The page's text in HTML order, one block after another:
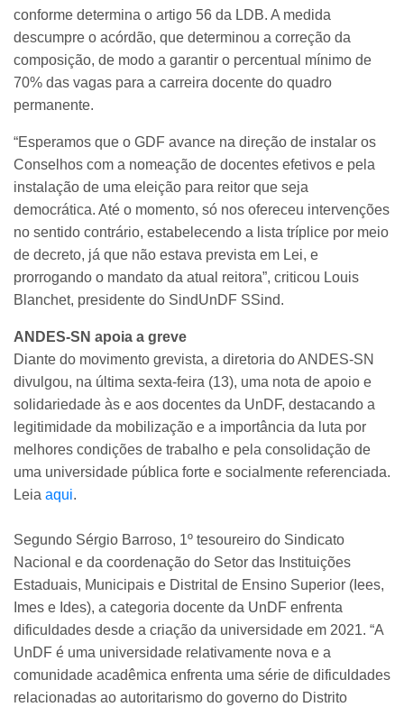
conforme determina o artigo 56 da LDB. A medida
descumpre o acórdão, que determinou a correção da
composição, de modo a garantir o percentual mínimo de
70% das vagas para a carreira docente do quadro
permanente.
“Esperamos que o GDF avance na direção de instalar os
Conselhos com a nomeação de docentes efetivos e pela
instalação de uma eleição para reitor que seja
democrática. Até o momento, só nos ofereceu intervenções
no sentido contrário, estabelecendo a lista tríplice por meio
de decreto, já que não estava prevista em Lei, e
prorrogando o mandato da atual reitora”, criticou Louis
Blanchet, presidente do SindUnDF SSind.
ANDES-SN apoia a greve
Diante do movimento grevista, a diretoria do ANDES-SN
divulgou, na última sexta-feira (13), uma nota de apoio e
solidariedade às e aos docentes da UnDF, destacando a
legitimidade da mobilização e a importância da luta por
melhores condições de trabalho e pela consolidação de
uma universidade pública forte e socialmente referenciada.
Leia aqui.
Segundo Sérgio Barroso, 1º tesoureiro do Sindicato
Nacional e da coordenação do Setor das Instituições
Estaduais, Municipais e Distrital de Ensino Superior (Iees,
Imes e Ides), a categoria docente da UnDF enfrenta
dificuldades desde a criação da universidade em 2021. “A
UnDF é uma universidade relativamente nova e a
comunidade acadêmica enfrenta uma série de dificuldades
relacionadas ao autoritarismo do governo do Distrito